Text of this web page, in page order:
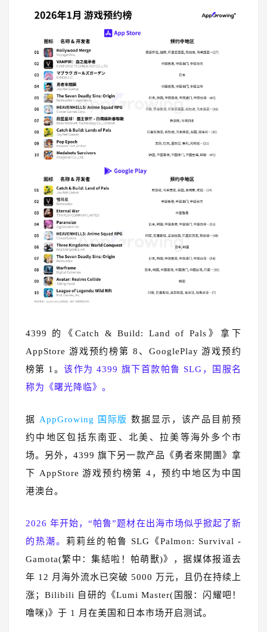
4399 的《Catch & Build: Land of Pals》拿下
AppStore 游戏预约榜第 8、GooglePlay 游戏预约
榜第 1。该作为 4399 旗下首款帕鲁 SLG，国服名
称为《曙光降临》。
据 AppGrowing 国际版 数据显示，该产品目前预
约中地区包括东南亚、北美、拉美等海外多个市
场。另外，4399 旗下另一款产品《勇者來開團》拿
下 AppStore 游戏预约榜第 4，预约中地区为中国
港澳台。
2026 年开始，“帕鲁”题材在出海市场似乎掀起了新
的热潮。 莉莉丝的帕鲁 SLG《Palmon: Survival -
Gamota(繁中：集結啦！帕萌獸)》，据媒体报道去
年 12 月海外流水已突破 5000 万元，且仍在持续上
涨；Bilibili 自研的《Lumi Master(国服：闪耀吧！
噜咪)》于 1 月在美国和日本市场开启测试。